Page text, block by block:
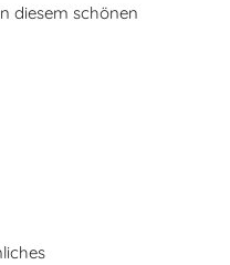
diesem schönen